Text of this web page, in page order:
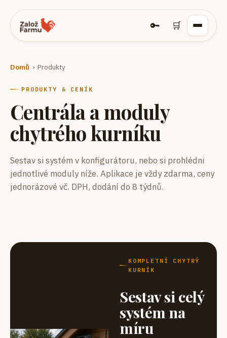
🔑 🛒
Domů › Produkty
PRODUKTY & CENÍK
Centrála a moduly
chytrého kurníku
Sestav si systém v konfigurátoru, nebo si prohlédni
jednotlivé moduly níže. Aplikace je vždy zdarma, ceny
jednorázové vč. DPH, dodání do 8 týdnů.
KOMPLETNÍ CHYTRÝ
KURNÍK
Sestav si celý
systém na
míru